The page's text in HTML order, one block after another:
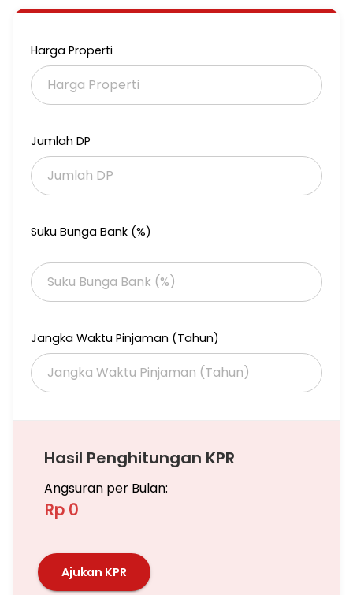
Carport : 1
Fasilitas :
Taman
Kolam Ikan
Dekat Exit Tol Buahbatu
Berada Dikawasan Transmart Buahbatu ( ke mall hanya 1 menit )
Dekat Universitas Telkom
Harga lama 1,6
HARGA BARU 1,35M
0895384812255
Harga Properti
Jumlah DP
Suku Bunga Bank (%)
Jangka Waktu Pinjaman (Tahun)
Hasil Penghitungan KPR
Angsuran per Bulan:
Rp 0
Ajukan KPR